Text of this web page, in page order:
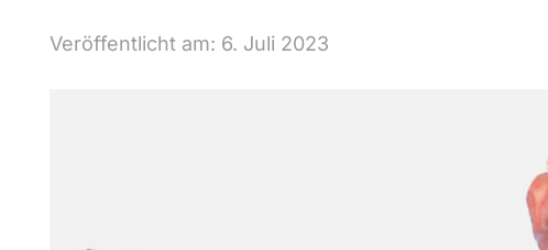
Veröffentlicht am: 6. Juli 2023